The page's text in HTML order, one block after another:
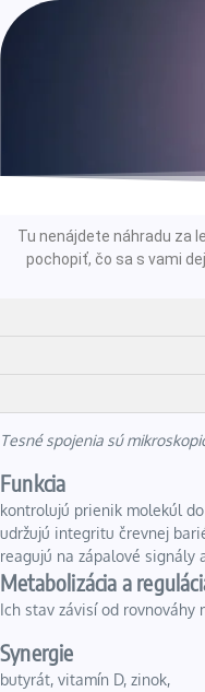
Tu nenájdete náhradu za
pochopiť, čo sa s vami
Tesné spojenia sú
Funkcia
kontrolujú prienik molekúl
udržujú integritu črevnej
reagujú na zápalové signály
Metabolizácia a
Ich stav závisí od
Synergie
butyrát, vitamín D, zinok,